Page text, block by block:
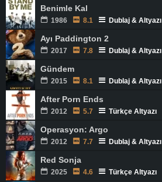
Benimle Kal
1986 8.1 Dublaj & Altyazı
Ayı Paddington 2
2017 7.8 Dublaj & Altyazı
Gündem
2015 8.1 Dublaj & Altyazı
After Porn Ends
2012 5.7 Türkçe Altyazı
Operasyon: Argo
2012 7.7 Dublaj & Altyazı
Red Sonja
2025 4.6 Türkçe Altyazı